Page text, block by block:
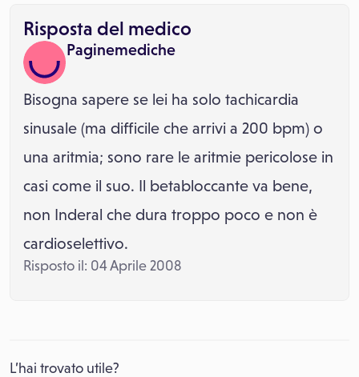
Risposta del medico
Paginemediche
Bisogna sapere se lei ha solo tachicardia
sinusale (ma difficile che arrivi a 200 bpm) o
una aritmia; sono rare le aritmie pericolose in
casi come il suo. Il betabloccante va bene,
non Inderal che dura troppo poco e non è
cardioselettivo.
Risposto il: 04 Aprile 2008
L’hai trovato utile?